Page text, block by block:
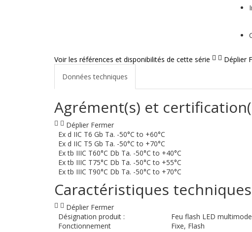
Voir les références et disponibilités de cette série Déplier
Données techniques
Agrément(s) et
Déplier Fermer
Ex d IIC T6 Gb Ta. -50°C to +60°C
Ex d IIC T5 Gb Ta. -50°C to +70°C
Ex tb IIIC T60°C Db Ta. -50°C to +40°C
Ex tb IIIC T75°C Db Ta. -50°C to +55°C
Ex tb IIIC T90°C Db Ta. -50°C to +70°C
Caractéristiques techniques
Déplier Fermer
Désignation produit :
Feu flash LED
Fonctionnement
Fixe, Flash